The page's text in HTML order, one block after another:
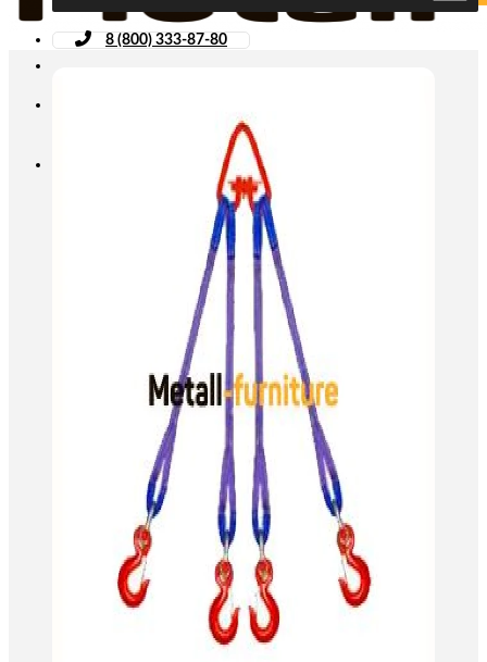
8 (800) 333-87-80